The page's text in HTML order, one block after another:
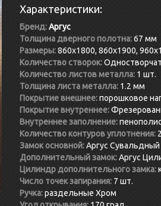
Характеристики:
Бренд:Аргус
Толщина дверного полотна:67 мм
Размеры:860x1800, 860x1900,
Количество створок:
Количество листов металла: 1 шт.
Толщина листа металла: 1.2 мм
Покрытие внешнее:порошковое
Покрытие внутреннее:
Внутреннее заполнение:
Количество контуров уплотнения:
Замок основной:Аргус Сувальдный
Дополнительный замок:Аргус
Цилиндр дополнительного замка:
Число точек запирания: 7 шт.
Ручка:раздельные Xром